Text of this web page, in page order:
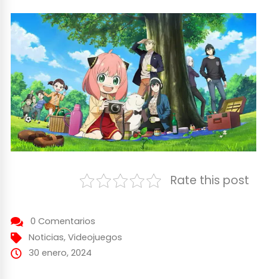
Rate this post
0 Comentarios
Noticias, Videojuegos
30 enero, 2024